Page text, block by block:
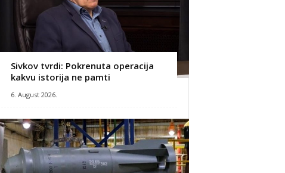
Sivkov tvrdi: Pokrenuta operacija
kakvu istorija ne pamti
6. August 2026.